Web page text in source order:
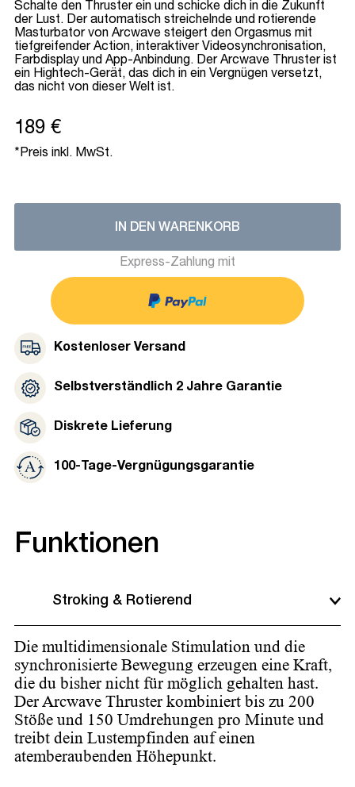
Schalte den Thruster ein und schicke dich in die Zukunft
der Lust. Der automatisch streichelnde und rotierende
Masturbator von Arcwave steigert den Orgasmus mit
tiefgreifender Action, interaktiver Videosynchronisation,
Farbdisplay und App-Anbindung. Der Arcwave Thruster ist
ein Hightech-Gerät, das dich in ein Vergnügen versetzt,
das nicht von dieser Welt ist.
189 €
*Preis inkl. MwSt.
IN DEN WARENKORB
Express-Zahlung mit
Kostenloser Versand
Selbstverständlich 2 Jahre Garantie
Diskrete Lieferung
100-Tage-Vergnügungsgarantie
Funktionen
Stroking & Rotierend
Die multidimensionale Stimulation und die
synchronisierte Bewegung erzeugen eine Kraft,
die du bisher nicht für möglich gehalten hast.
Der Arcwave Thruster kombiniert bis zu 200
Stöße und 150 Umdrehungen pro Minute und
treibt dein Lustempfinden auf einen
atemberaubenden Höhepunkt.